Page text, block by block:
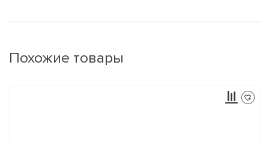
Похожие товары